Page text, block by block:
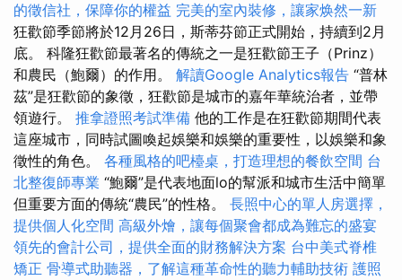
的徵信社，保障你的權益 完美的室內裝修，讓家焕然一新
狂歡節季節將於12月26日，斯蒂芬節正式開始，持續到2月
底。 科隆狂歡節最著名的傳統之一是狂歡節王子（Prinz）
和農民（鮑爾）的作用。 解讀Google Analytics報告 “普林
茲”是狂歡節的象徵，狂歡節是城市的嘉年華統治者，並帶
領遊行。 推拿證照考試準備 他的工作是在狂歡節期間代表
這座城市，同時試圖喚起娛樂和娛樂的重要性，以娛樂和象
徵性的角色。 各種風格的吧檯桌，打造理想的餐飲空間 台
北整復師專業 “鮑爾”是代表地面lo的幫派和城市生活中簡單
但重要方面的傳統“農民”的性格。 長照中心的單人房選擇，
提供個人化空間 高級外燴，讓每個聚會都成為難忘的盛宴
領先的會計公司，提供全面的財務解決方案 台中美式脊椎
矯正 骨導式助聽器，了解這種革命性的聽力輔助技術 護照